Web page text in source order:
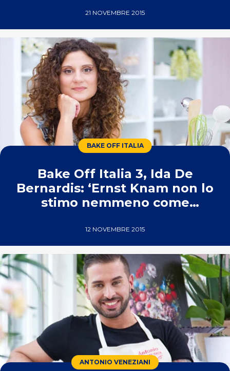
21 NOVEMBRE 2015
BAKE OFF ITALIA
Bake Off Italia 3, Ida De
Bernardis: ‘Ernst Knam non lo
stimo nemmeno come
12 NOVEMBRE 2015
ANTONIO VENEZIANI